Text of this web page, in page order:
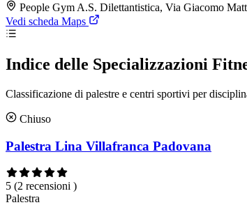
People Gym A.S. Dilettantistica, Via Giacomo
Vedi scheda Maps
Indice delle Specializzazioni
Classificazione di palestre e centri sportivi per
Chiuso
Palestra Lina Villafranca Padovana
5 (2 recensioni )
Palestra